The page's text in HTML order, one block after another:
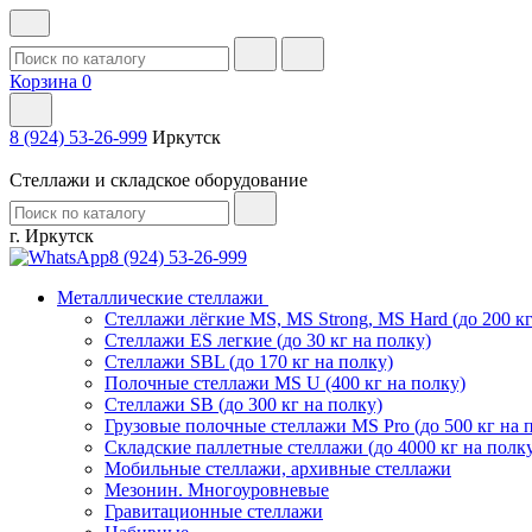
Корзина 0
8 (924) 53-26-999 Иркутск
Стеллажи и складское оборудование
г. Иркутск
8 (924) 53-26-999
Металлические стеллажи
Стеллажи лёгкие MS, MS Strong, MS Hard (до 200
Стеллажи ES легкие (до 30 кг на полку)
Стеллажи SBL (до 170 кг на полку)
Полочные стеллажи MS U (400 кг на полку)
Стеллажи SB (до 300 кг на полку)
Грузовые полочные стеллажи MS Pro (до 500 кг на
Складские паллетные стеллажи (до 4000 кг на
Мобильные стеллажи, архивные стеллажи
Мезонин. Многоуровневые
Гравитационные стеллажи